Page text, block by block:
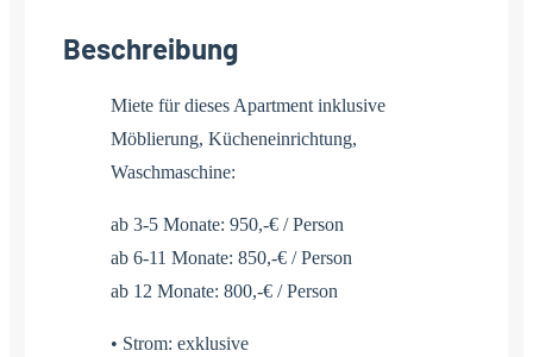
Beschreibung
Miete für dieses Apartment inklusive
Möblierung, Kücheneinrichtung,
Waschmaschine:
ab 3-5 Monate: 950,-€ / Person
ab 6-11 Monate: 850,-€ / Person
ab 12 Monate: 800,-€ / Person
• Strom: exklusive